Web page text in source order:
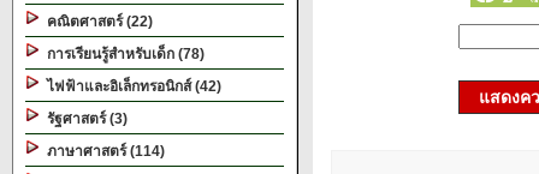
คณิตศาสตร์ (22)
การเรียนรู้สำหรับเด็ก (78)
ไฟฟ้าและอิเล็กทรอนิกส์ (42)
รัฐศาสตร์ (3)
ภาษาศาสตร์ (114)
แสดงค